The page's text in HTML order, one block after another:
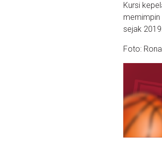
Kursi
memimpin
sejak
Foto: